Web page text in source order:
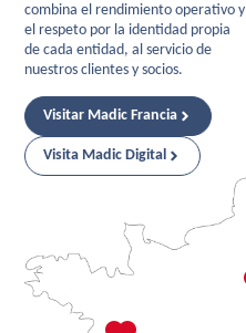
combina el rendimiento operativo y
el respeto por la identidad propia
de cada entidad, al servicio de
nuestros clientes y socios.
Visitar Madic Francia
Visita Madic Digital